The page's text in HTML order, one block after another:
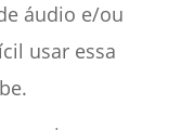
áudio e/ou
usar essa